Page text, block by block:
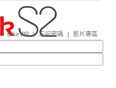
BikeVIP | 忘記密碼 影片專區